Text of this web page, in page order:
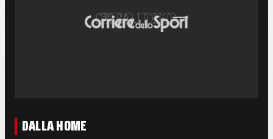
DALLA HOME